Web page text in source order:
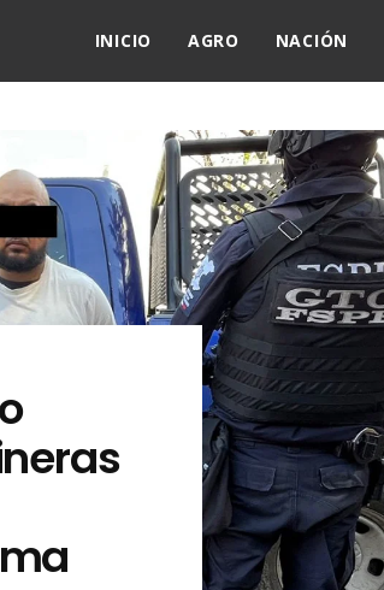
INICIO AGRO NACIÓN